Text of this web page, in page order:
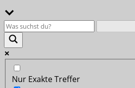
Nur Exakte Treffer